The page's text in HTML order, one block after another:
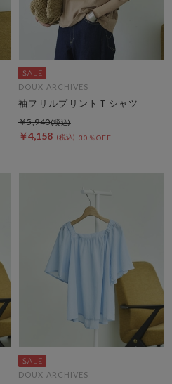
DOUX ARCHIVES
袖フリルプリントＴシャツ
￥4,158 30％OFF
￥5,940
DOUX ARCHIVES